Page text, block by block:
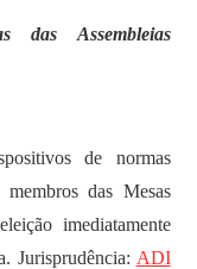
das Assembleias
de normas
das Mesas
imediatamente
Jurisprudência: ADI